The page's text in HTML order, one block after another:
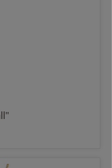
Preis: